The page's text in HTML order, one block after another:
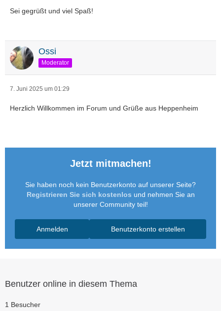
Sei gegrüßt und viel Spaß!
Ossi
Moderator
7. Juni 2025 um 01:29
Herzlich Willkommen im Forum und Grüße aus Heppenheim
Jetzt mitmachen!
Sie haben noch kein Benutzerkonto auf unserer Seite?
Registrieren Sie sich kostenlos und nehmen Sie an
unserer Community teil!
Benutzerkonto erstellen
Anmelden
Benutzer online in diesem Thema
1 Besucher